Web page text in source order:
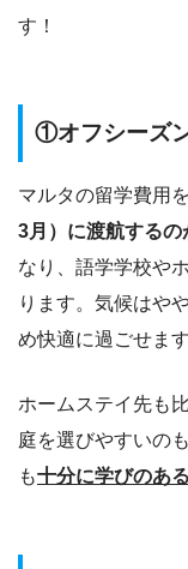
す！
①オフシーズ
マルタの留学費用
3月）に渡航するの
なり、語学学校や
ります。気候はや
め快適に過ごせます
ホームステイ先も
庭を選びやすいの
も十分に学びのあ